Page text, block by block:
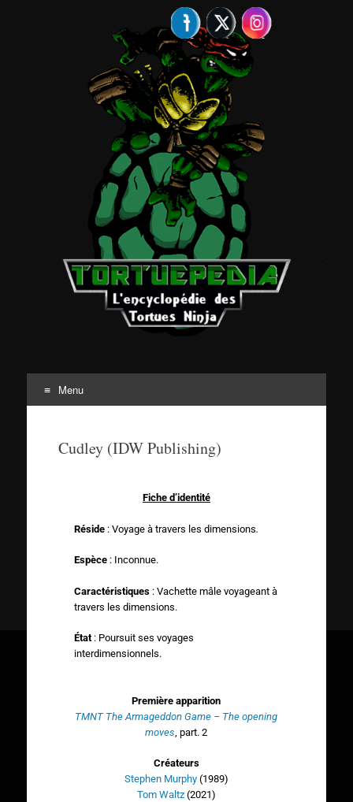
Menu
Cudley (IDW Publishing)
Fiche d’identité
Réside : Voyage à travers les dimensions.
Espèce: Inconnue.
Caractéristiques : Vachette mâle voyageant à
travers les dimensions.
État: Poursuit ses voyages
interdimensionnels.
Première apparition
TMNT The Armageddon Game – The opening
moves , part. 2
Créateurs
Stephen Murphy(1989)
Tom Waltz(2021)